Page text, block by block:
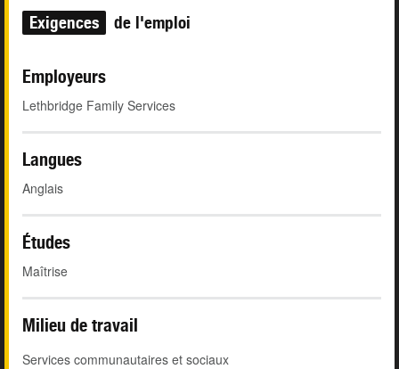
Exigences de l'emploi
Employeurs
Lethbridge Family Services
Langues
Anglais
Études
Maîtrise
Milieu de travail
Services communautaires et sociaux